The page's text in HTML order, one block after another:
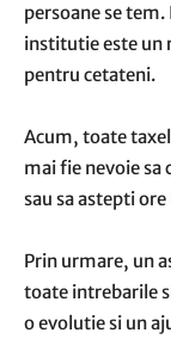
persoane se
institutie este un
pentru cetateni.
Acum, toate
mai fie nevoie
sau sa astepti
Prin urmare, un
toate intrebarile
o evolutie si un